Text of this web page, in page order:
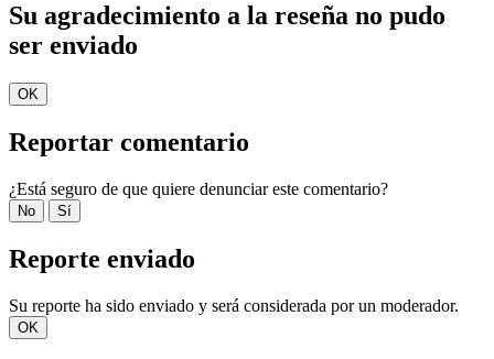
Su agradecimiento a la reseña no pudo
ser enviado
OK
Reportar comentario
¿Está seguro de que quiere denunciar este comentario?
No Sí
Reporte enviado
Su reporte ha sido enviado y será considerada por un moderador.
OK